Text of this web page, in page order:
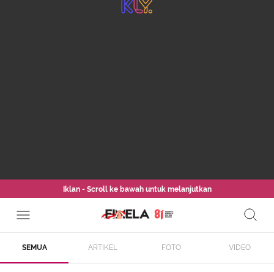
Iklan - Scroll ke bawah untuk melanjutkan
SEMUA ARTIKEL FOTO VIDEO